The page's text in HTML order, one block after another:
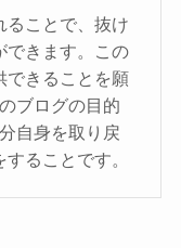
ることで、抜け
できます。この
できることを願
ブログの目的
自身を取り戻
ることです。